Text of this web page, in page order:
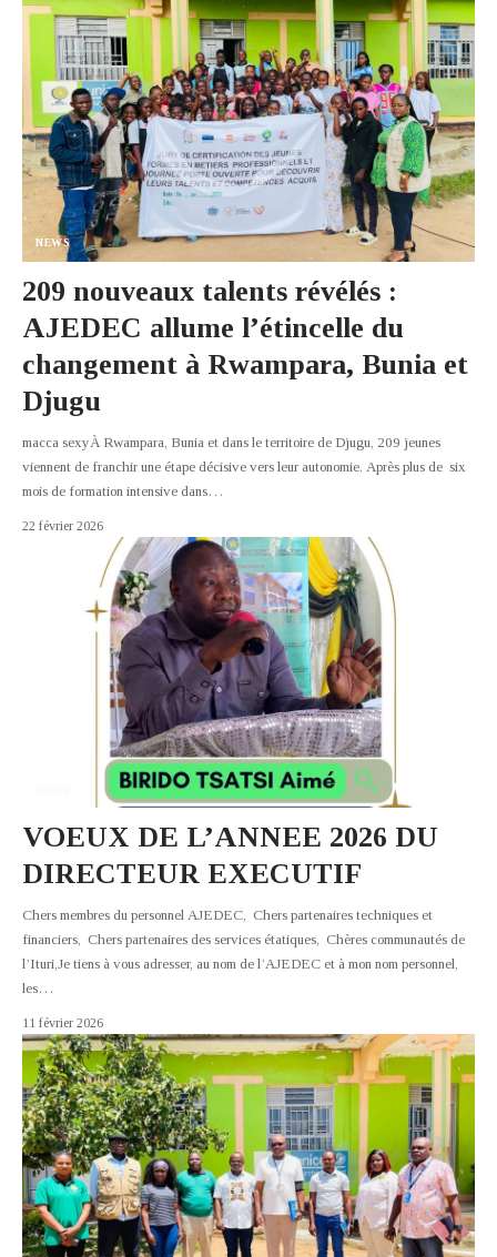
NEWS
209 nouveaux talents révélés :
AJEDEC allume l’étincelle du
changement à Rwampara, Bunia et
Djugu
macca sexyÀ Rwampara, Bunia et dans le territoire de Djugu, 209 jeunes
viennent de franchir une étape décisive vers leur autonomie. Après plus de six
mois de formation intensive dans…
22 février 2026
VOEUX DE L’ANNEE 2026 DU
DIRECTEUR EXECUTIF
Chers membres du personnel AJEDEC, Chers partenaires techniques et
financiers, Chers partenaires des services étatiques, Chères communautés de
l’Ituri,Je tiens à vous adresser, au nom de l’AJEDEC et à mon nom personnel,
les…
11 février 2026